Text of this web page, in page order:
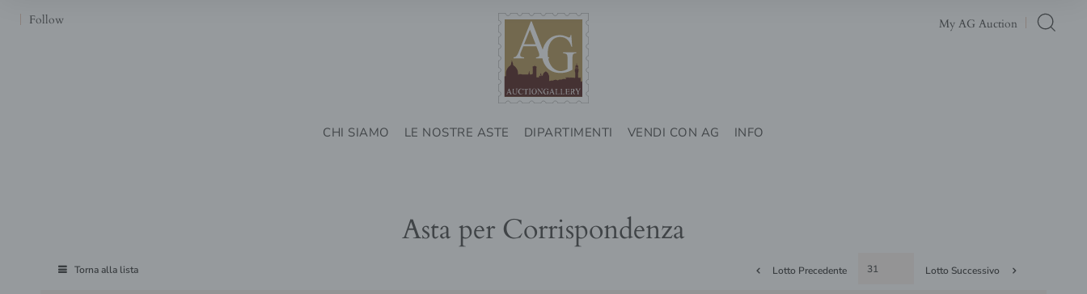
Follow My AG Auction
CHI SIAMO LE NOSTRE ASTE DIPARTIMENTI VENDI CON AG INFO
Asta per Corrispondenza
Torna alla lista Lotto Precedente Lotto Successivo